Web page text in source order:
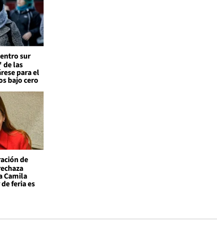
sur
de las
para el
bajo cero
de
Camila
feria es